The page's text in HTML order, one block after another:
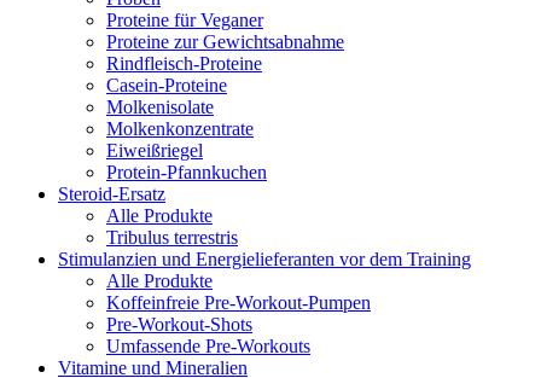
Proteine für Veganer
Proteine zur Gewichtsabnahme
Rindfleisch-Proteine
Casein-Proteine
Molkenisolate
Molkenkonzentrate
Eiweißriegel
Protein-Pfannkuchen
Steroid-Ersatz
Alle Produkte
Tribulus terrestris
Stimulanzien und Energielieferanten vor dem Training
Alle Produkte
Koffeinfreie Pre-Workout-Pumpen
Pre-Workout-Shots
Umfassende Pre-Workouts
Vitamine und Mineralien